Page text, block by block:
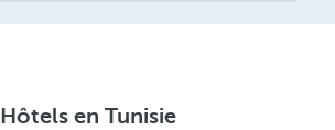
Hôtels en Tunisie